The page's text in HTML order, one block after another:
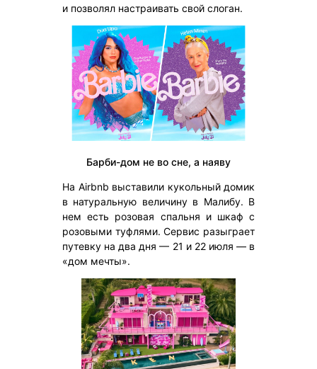
и позволял настраивать свой слоган.
Барби-дом не во сне, а наяву
На Airbnb выставили кукольный домик
в натуральную величину в Малибу. В
нем есть розовая спальня и шкаф с
розовыми туфлями. Сервис разыграет
путевку на два дня — 21 и 22 июля — в
«дом мечты».